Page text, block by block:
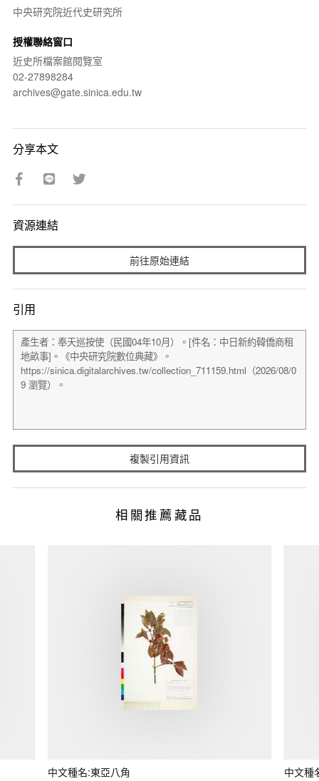
中央研究院近代史研究所
授權聯絡窗口
近史所檔案館閱覽室
02-27898284
archives@gate.sinica.edu.tw
分享本文
資源連結
前往原始連結
引用
複製引用資訊
相關推薦藏品
中文種名:東亞八角 中文種